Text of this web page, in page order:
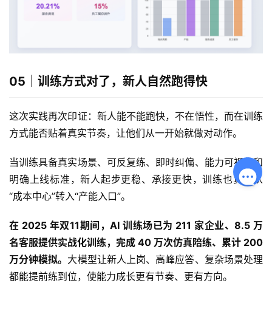
05｜训练方式对了，新人自然跑得快
这次实践再次印证：新人能不能跑快，不在悟性，而在训练
方式能否贴着真实节奏，让他们从一开始就做对动作。
当训练具备真实场景、可反复练、即时纠偏、能力可视化和
明确上线标准，新人起步更稳、承接更快，训练也真正从
“成本中心”转入“产能入口”。
在 2025 年双11期间，AI 训练场已为 211 家企业、8.5 万
名客服提供实战化训练，完成 40 万次仿真陪练、累计 200
万分钟模拟。 大模型让新人上岗、高峰应答、复杂场景处理
都能提前练到位，使能力成长更有节奏、更有方向。